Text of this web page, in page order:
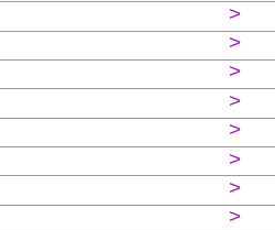
>
>
>
>
>
>
>
>